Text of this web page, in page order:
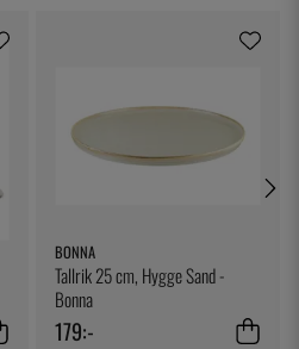
BONNA
Tallrik 25 cm, Hygge Sand -
Bonna
179:-